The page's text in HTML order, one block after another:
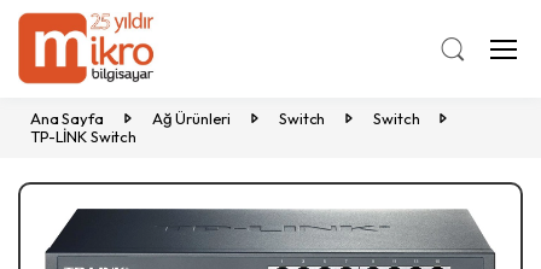
Ana Sayfa Ağ Ürünleri Switch
Switch
TP-LİNK Switch